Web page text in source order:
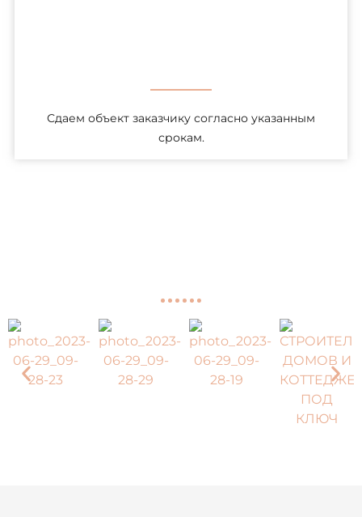
Сдаем объект заказчику согласно указанным
срокам.